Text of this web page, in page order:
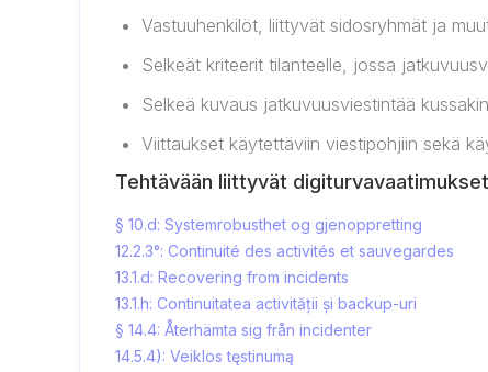
Vastuuhenkilöt, liittyvät sidosryhmät ja
Selkeät kriteerit tilanteelle, jossa
Selkeä kuvaus jatkuvuusviestintää
Viittaukset käytettäviin viestipohjiin sekä
Tehtävään liittyvät digiturvavaatimukset
§ 10.d: Systemrobusthet og gjenoppretting
12.2.3°: Continuité des activités et sauvegardes
13.1.d: Recovering from incidents
13.1.h: Continuitatea activității și backup-uri
§ 14.4: Återhämta sig från incidenter
14.5.4): Veiklos tęstinumą